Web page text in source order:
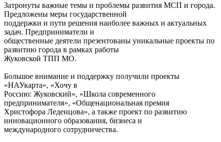
Затронуты важные темы и проблемы развития МСП и города.
Предложены меры государственной
поддержки и пути решения наиболее важных и актуальных
задач. Предприниматели и
общественные деятели презентованы уникальные проекты по
развитию города в рамках работы
Жуковской ТПП МО.
Большое внимание и поддержку получили проекты
«НАУкарта», «Хочу в
Россию: Жуковский», «Школа современного
предпринимателя», «Общенациональная премия
Христофора Леденцова», а также проект по развитию
инновационного образования, бизнеса и
международного сотрудничества.